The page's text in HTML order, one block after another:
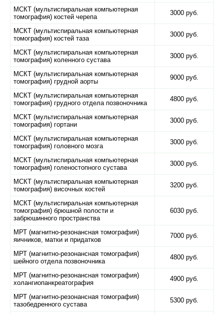
МСКТ (мультиспиральная компьютерная
томография) костей черепа
3000 руб.
МСКТ (мультиспиральная компьютерная
томография) костей таза
3000 руб.
МСКТ (мультиспиральная компьютерная
томография) коленного сустава
3000 руб.
МСКТ (мультиспиральная компьютерная
томография) грудной аорты
9000 руб.
МСКТ (мультиспиральная компьютерная
томография) грудного отдела позвоночника
4800 руб.
МСКТ (мультиспиральная компьютерная
томография) гортани
3000 руб.
МСКТ (мультиспиральная компьютерная
томография) головного мозга
3000 руб.
МСКТ (мультиспиральная компьютерная
томография) голеностопного сустава
3000 руб.
МСКТ (мультиспиральная компьютерная
томография) височных костей
3200 руб.
МСКТ (мультиспиральная компьютерная
томография) брюшной полости и
забрюшинного пространства
6030 руб.
МРТ (магнитно-резонансная томография)
яичников, матки и придатков
7000 руб.
МРТ (магнитно-резонансная томография)
шейного отдела позвоночника
4800 руб.
МРТ (магнитно-резонансная томография)
холангиопанкреатография
4900 руб.
МРТ (магнитно-резонансная томография)
тазобедренного сустава
5300 руб.